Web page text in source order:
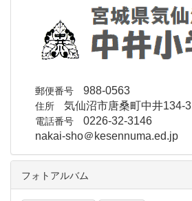
郵便番号 988-0563
住所 気仙沼市唐桑町中井134-3
電話番号 0226-32-3146
nakai-sho＠kesennuma.ed.jp
フォトアルバム